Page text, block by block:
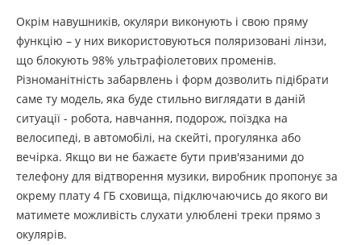
Окрім навушників, окуляри виконують і свою пряму
функцію – у них використовуються поляризовані лінзи,
що блокують 98% ультрафіолетових променів.
Різноманітність забарвлень і форм дозволить підібрати
саме ту модель, яка буде стильно виглядати в даній
ситуації - робота, навчання, подорож, поїздка на
велосипеді, в автомобілі, на скейті, прогулянка або
вечірка. Якщо ви не бажаєте бути прив'язаними до
телефону для відтворення музики, виробник пропонує за
окрему плату 4 ГБ сховища, підключаючись до якого ви
матимете можливість слухати улюблені треки прямо з
окулярів.